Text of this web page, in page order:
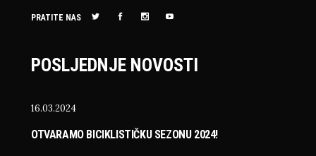
PRATITE NAS
POSLJEDNJE NOVOSTI
16.03.2024
OTVARAMO BICIKLISTIČKU SEZONU 2024!